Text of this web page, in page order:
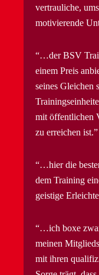
vertrauliche,
motivierende
…der BSV
einem Preis
seines Gleichen
mit öffentlichen
zu erreichen ist.
…hier die
dem Training
geistige
…ich boxe
meinen
mit ihren